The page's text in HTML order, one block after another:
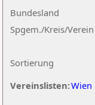
Sortierung
Bundesland
Spgem./Kreis/Verein
Vereinslisten:Wien